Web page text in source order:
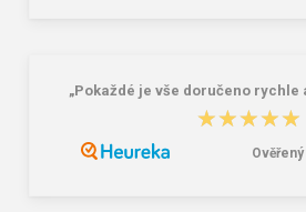
„Pokaždé je vše doručeno rychle
★★★★★
★★★★★